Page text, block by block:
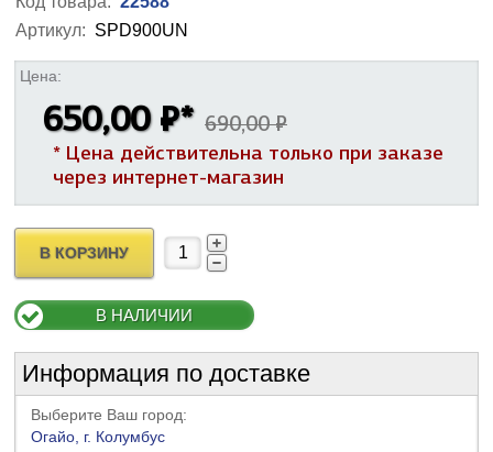
Артикул: SPD900UN
Цена:
650,00 ₽* 690,00 ₽
* Цена действительна только при заказе
через интернет-магазин
В КОРЗИНУ
В НАЛИЧИИ
Информация по доставке
Выберите Ваш город:
Огайо, г. Колумбус